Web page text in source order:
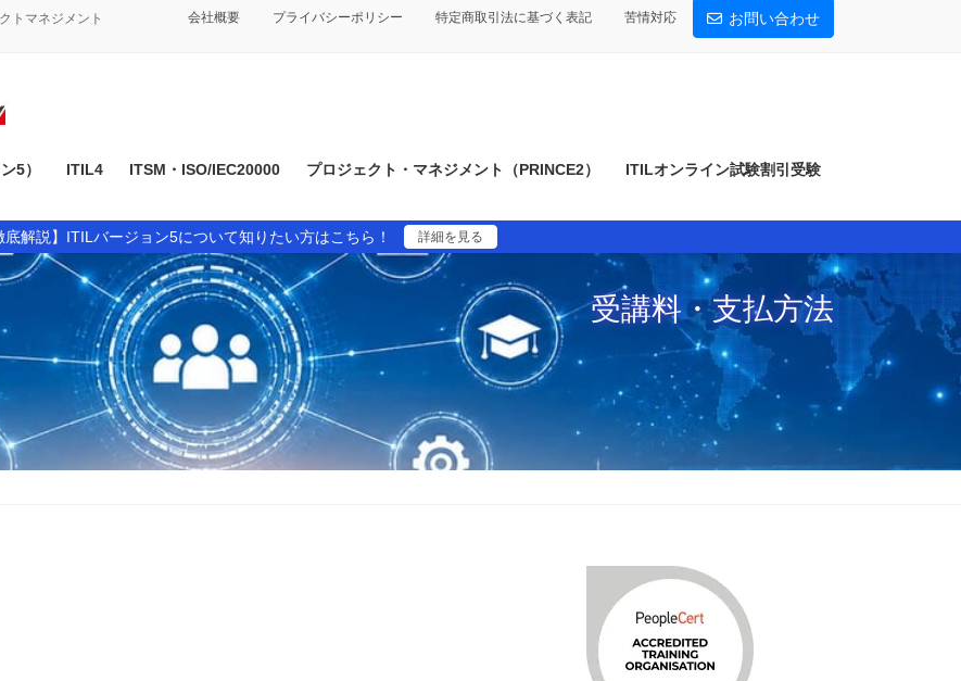
トマネジメント
会社概要 プライバシーポリシー 特定商取引法に基づく表記 苦情対応 お問い合わせ
5） ITIL4 ITSM・ISO/IEC20000 プロジェクト・マネジメント（PRINCE2） ITILオンライン試験割引受験
底解説】ITILバージョン5について知りたい方はこちら！ 詳細を見る
受講料・支払方法